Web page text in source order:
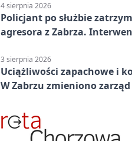
4 sierpnia 2026
Policjant po służbie
agresora z Zabrza.
3 sierpnia 2026
Uciążliwości zapachowe i
W Zabrzu zmieniono zarząd